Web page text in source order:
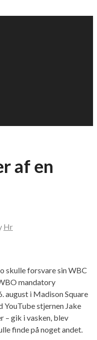
af en
Hr
skulle forsvare sin WBC
mandatory
august i Madison Square
YouTube stjernen Jake
– gik i vasken, blev
finde på noget andet.